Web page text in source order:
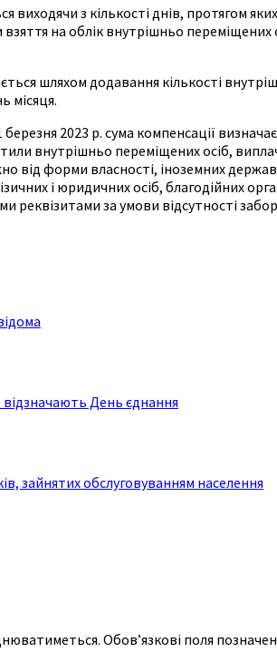
виходячи з кількості днів, протягом
на облік внутрішньо
шляхом додавання кількості
місяця.
2023 р. сума компенсації
внутрішньо переміщених осіб,
від форми власності, іноземних
і юридичних осіб, благодійних
реквізитами за умови відсутності
відзначають День єднання
зайнятих обслуговуванням населення
Обов’язкові поля